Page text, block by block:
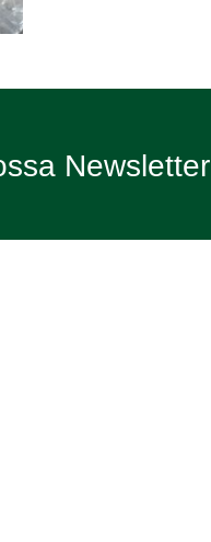
Newsletter